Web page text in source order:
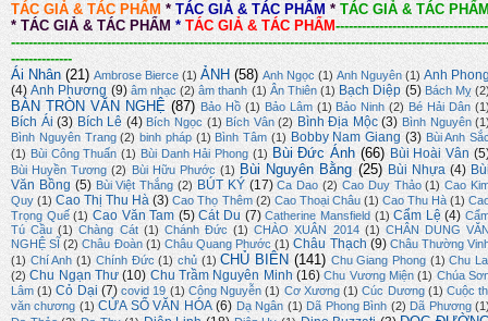
TÁC GIẢ & TÁC PHẨM * TÁC GIẢ & TÁC PHẨM * TÁC GIẢ & TÁC
* TÁC GIẢ & TÁC PHẨM * TÁC GIẢ & TÁC PHẨM-----------------------------------
--------------
Ái Nhân (21) Ambrose Bierce (1) ẢNH (58) Anh Ngọc (1) Anh Nguyên (1) Anh
(4) Anh Phương (9) âm nhạc (2) âm thanh (1) Ân Thiên (1) Bạch Diệp (5) Bách Mỵ
BÀN TRÒN VĂN NGHỆ (87) Bảo Hồ (1) Bảo Lâm (1) Bảo Ninh (2) Bé Hải Dân
Bích Ái (3) Bích Lê (4) Bích Ngọc (1) Bích Vân (2) Bình Địa Mộc (3) Bình Nguyên
Bình Nguyên Trang (2) binh pháp (1) Bình Tâm (1) Bobby Nam Giang (3) Bùi Anh
(1) Bùi Công Thuấn (1) Bùi Danh Hải Phong (1) Bùi Đức Ánh (66) Bùi Hoài Vân
Bùi Huyền Tương (2) Bùi Hữu Phước (1) Bùi Nguyên Bằng (25) Bùi Nhựa (4)
Văn Bồng (5) Bùi Việt Thắng (2) BÚT KÝ (17) Ca Dao (2) Cao Duy Thảo (1) Cao
Quy (1) Cao Thị Thu Hà (3) Cao Thọ Thêm (2) Cao Thoại Châu (1) Cao Thu Hà (1)
Trọng Quế (1) Cao Văn Tam (5) Cát Du (7) Catherine Mansfield (1) Cẩm Lệ (4)
Tú Cầu (1) Chàng Cát (1) Chánh Đức (1) CHÀO XUÂN 2014 (1) CHÂN DUNG
NGHỆ SĨ (2) Châu Đoàn (1) Châu Quang Phước (1) Châu Thạch (9) Châu Thường
(1) Chí Anh (1) Chính Đức (1) chủ (1) CHỦ BIÊN (141) Chu Giang Phong (1) Chu
(2) Chu Ngạn Thư (10) Chu Trầm Nguyên Minh (16) Chu Vương Miện (1) Chúa
Lâm (1) Cỏ Dại (7) covid 19 (1) Công Nguyễn (1) Cơ Xương (1) Cúc Dương (1) Cuộc
văn chương (1) CỬA SỔ VĂN HÓA (6) Dạ Ngân (1) Dã Phong Bình (2) Dã Phương